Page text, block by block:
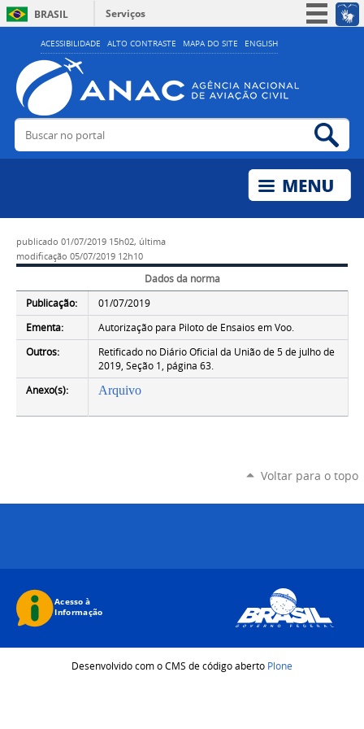
ACESSIBILIDADE ALTO CONTRASTE MAPA DO SITE ENGLISH
BRASIL
Serviços
Simplifique!
Acesso à informação
Legislação
Buscar no portal
publicado 01/07/2019 15h02, última
modificação 05/07/2019 12h10
Dados da norma
Publicação:
01/07/2019
Ementa:
Autorização para Piloto de Ensaios em Voo.
Outros:
Retificado no Diário Oficial da União de 5 de julho de
2019, Seção 1, página 63.
Anexo(s):
Arquivo
Voltar para o topo
Desenvolvido com o CMS de código aberto Plone